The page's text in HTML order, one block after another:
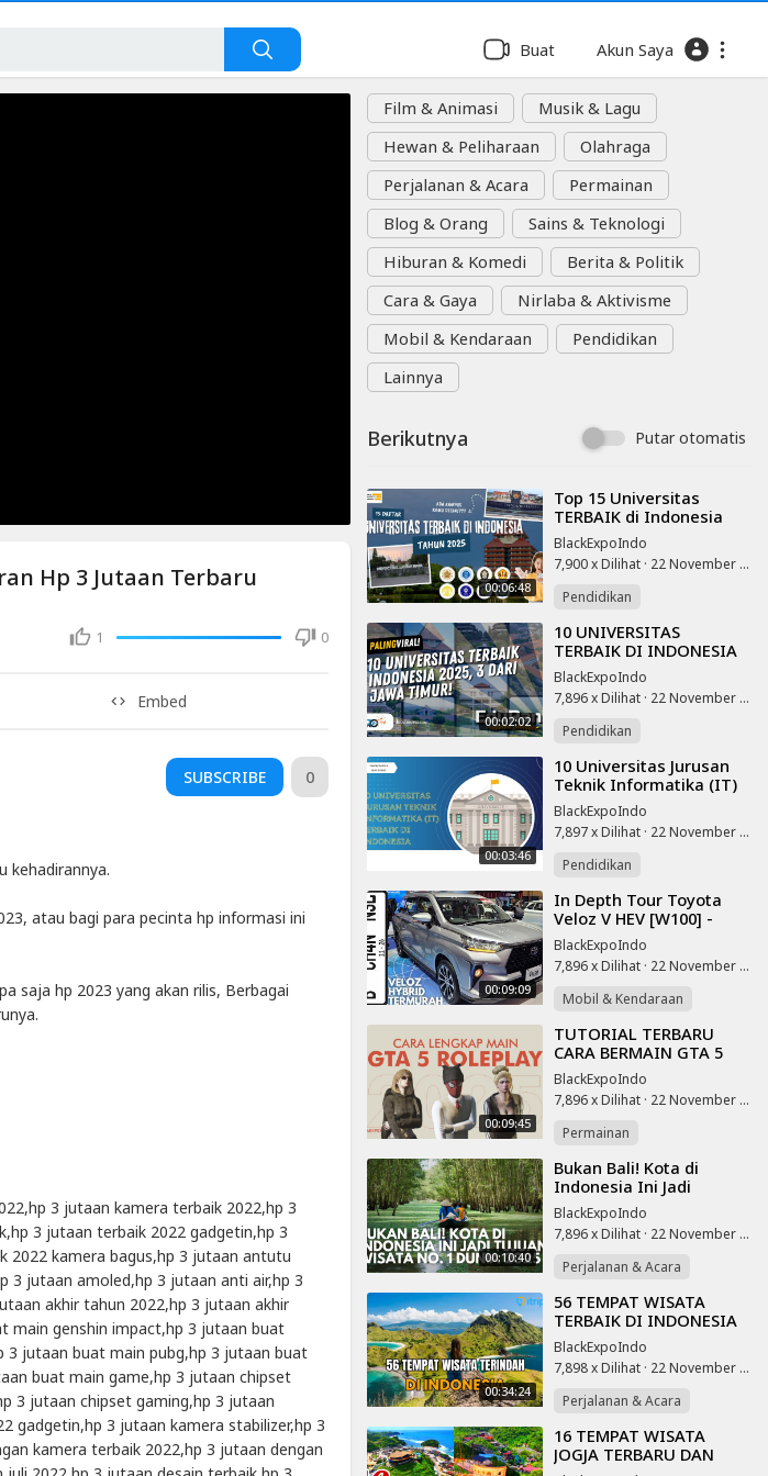
Buat Akun Saya
Film & Animasi
Musik & Lagu
Hewan & Peliharaan
Olahraga
Perjalanan & Acara
Permainan
Blog & Orang
Sains & Teknologi
Hiburan & Komedi
Berita & Politik
Cara & Gaya
Nirlaba & Aktivisme
Mobil & Kendaraan
Pendidikan
Lainnya
Berikutnya Putar otomatis
00:06:48
⁣Top 15 Universitas
TERBAIK di Indonesia
Tahun 2025 versi QS
World University ranking
BlackExpoIndo
7,900 x Dilihat · 22 November 2025
Pendidikan
00:02:02
⁣10 UNIVERSITAS
TERBAIK DI INDONESIA
2025, 3 KAMPUS DI JAWA
TIMUR
BlackExpoIndo
7,896 x Dilihat · 22 November 2025
Pendidikan
00:03:46
⁣10 Universitas Jurusan
Teknik Informatika (IT)
Terbaik di Indonesia
BlackExpoIndo
7,897 x Dilihat · 22 November 2025
Pendidikan
00:09:09
⁣In Depth Tour Toyota
Veloz V HEV [W100] -
Indonesia
BlackExpoIndo
7,896 x Dilihat · 22 November 2025
Mobil & Kendaraan
00:09:45
⁣TUTORIAL TERBARU
CARA BERMAIN GTA 5
ROLEPLAY 2025 (FULL
VIDEO)
BlackExpoIndo
7,896 x Dilihat · 22 November 2025
Permainan
00:10:40
⁣Bukan Bali! Kota di
Indonesia Ini Jadi
Destinasi Wisata Terbaik
Dunia Tahun 2025
BlackExpoIndo
7,896 x Dilihat · 22 November 2025
Perjalanan & Acara
00:34:24
⁣56 TEMPAT WISATA
TERBAIK DI INDONESIA
YANG MENDUNIA |
WISATA INDONESIA
PAING HITS 2025
BlackExpoIndo
7,898 x Dilihat · 22 November 2025
Perjalanan & Acara
⁣16 TEMPAT WISATA
JOGJA TERBARU DAN
Hp 3 Jutaan Terbaru
1 0
Embed
SUBSCRIBE 0
kehadirannya.
atau bagi para pecinta hp informasi ini
saja hp 2023 yang akan rilis, Berbagai
3 jutaan kamera terbaik 2022,hp 3
3 jutaan terbaik 2022 gadgetin,hp 3
2022 kamera bagus,hp 3 jutaan antutu
3 jutaan amoled,hp 3 jutaan anti air,hp 3
akhir tahun 2022,hp 3 jutaan akhir
main genshin impact,hp 3 jutaan buat
3 jutaan buat main pubg,hp 3 jutaan buat
buat main game,hp 3 jutaan chipset
3 jutaan chipset gaming,hp 3 jutaan
gadgetin,hp 3 jutaan kamera stabilizer,hp 3
kamera terbaik 2022,hp 3 jutaan dengan